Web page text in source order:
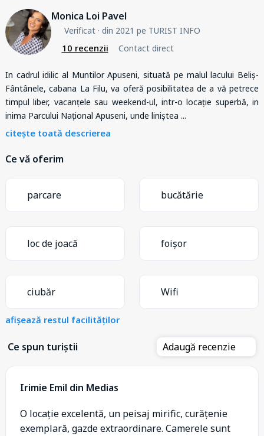
Monica Loi Pavel
Verificat· din 2021 pe TURIST INFO
10 recenzii Contact direct
In cadrul idilic al Muntilor Apuseni, situată pe malul lacului Beliș-
Fântânele, cabana La Filu, va oferă posibilitatea de a vă petrece
timpul liber, vacanțele sau weekend-ul, intr-o locație superbă, in
inima Parcului Național Apuseni, unde liniștea ...
citește toată descrierea
Ce vă oferim
parcare bucătărie
loc de joacă foișor
ciubăr Wifi
afișează restul facilităților
Ce spun turiștii Adaugă recenzie
Irimie Emil din Medias
O locație excelentă, un peisaj mirific, curățenie
exemplară, gazde extraordinare. Camerele sunt